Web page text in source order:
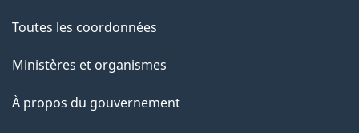
p
a
Toutes les coordonnées
Ministères et organismes
À propos du gouvernement